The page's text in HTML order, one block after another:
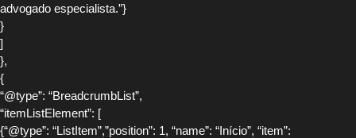
advogado especialista.”}
}
]
},
{
“@type”: “BreadcrumbList”,
“itemListElement”: [
{“@type”: “ListItem”,”position”: 1, “name”: “Início”, “item”: